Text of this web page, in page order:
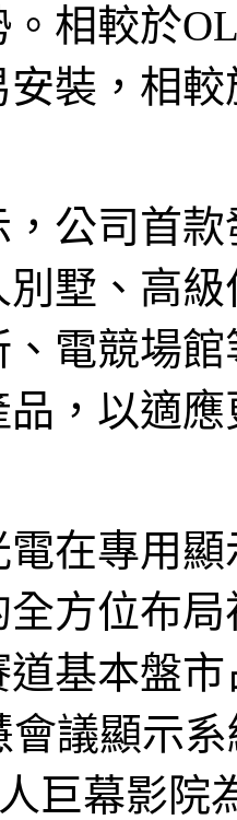
相較於
裝，相
公司首
墅、高
電競場
，以適
電在專用
方位布
基本盤
會議顯示
巨幕影院